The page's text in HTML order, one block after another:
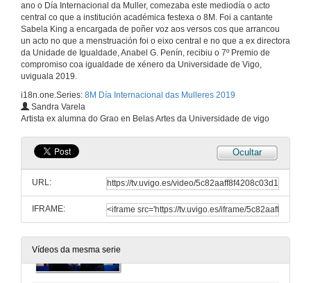
ano o Día Internacional da Muller, comezaba este mediodía o acto
central co que a institución académica festexa o 8M. Foi a cantante
Sabela King a encargada de poñer voz aos versos cos que arrancou
un acto no que a menstruación foi o eixo central e no que a ex directora
da Unidade de Igualdade, Anabel G. Penín, recibiu o 7º Premio de
compromiso coa igualdade de xénero da Universidade de Vigo,
uviguala 2019.
i18n.one.Series: 8M Día Internacional das Mulleres 2019
Sandra Varela
Artista ex alumna do Grao en Belas Artes da Universidade de vigo
Ocultar
URL:
IFRAME:
Vídeos da mesma serie
8M. Día Internacional da Muller
6 de mar. de 2019
Tema: «Berra»
6 de mar. de 2019